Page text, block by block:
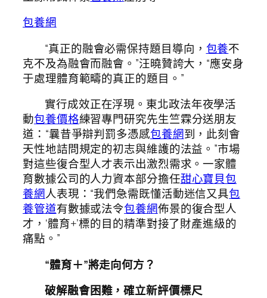
包養網
“真正的融會必需保持題目導向， 包養不
克不及為融會而融會。”汪曉贊誇大，“應安身
于處理體育範疇的真正的題目。”
實行成效正在浮現。東北政法年夜學活
動包養價格練習專門研究先生竺霖分送朋友
道：“曩昔爭辯判罰多憑感包養網到，此刻會
天性地詰問規定的初志與維護的法益。”市場
對這些復合型人才表示出激烈需求。一家體
育數據公司的人力資本部分擔任甜心寶貝包
養網人表現：“我們急需既懂活動迷信又具包
養管道有數據或法令包養網佈景的復合型人
才，‘體育+’標的目的精準對接了財產進級的
痛點。”
“體育＋”將走向何方？
破解融會困難，確立新評價標尺